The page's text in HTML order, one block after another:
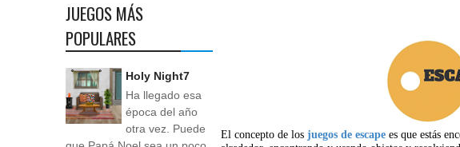
El concepto de losjuegos de escape es que estás
JUEGOS MÁS
POPULARES
Holy Night7
Ha llegado esa
época del año
otra vez. Puede